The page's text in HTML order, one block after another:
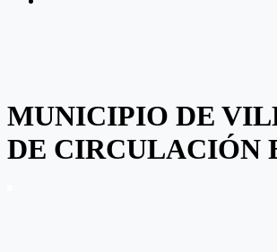
MUNICIPIO DE
DE CIRCULACIÓN